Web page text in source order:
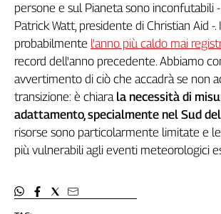
persone e sul Pianeta sono inconfutabili
Patrick Watt, presidente di Christian Aid -
probabilmente l'anno più caldo mai
record dell'anno precedente. Abbiamo
avvertimento di ciò che accadrà se non
transizione: è chiara la necessità di
adattamento, specialmente nel Sud
risorse sono particolarmente limitate e
più vulnerabili agli eventi meteorologici